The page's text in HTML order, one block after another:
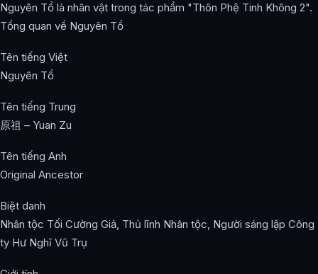
Nguyên Tổ là nhân vật trong tác phẩm "Thôn Phệ Tinh Không 2".
Tổng quan về Nguyên Tổ
Tên tiếng Việt
Nguyên Tổ
Tên tiếng Trung
原祖 – Yuan Zu
Tên tiếng Anh
Original Ancestor
Biệt danh
Nhân tộc Tối Cường Giả, Thủ lĩnh Nhân tộc, Người sáng lập Công
ty Hư Nghĩ Vũ Trụ